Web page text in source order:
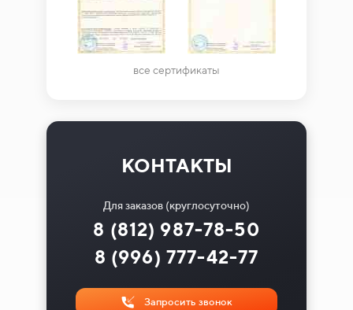
все сертификаты
КОНТАКТЫ
Для заказов (круглосуточно)
8 (996) 777-42-77
8 (812) 987-78-50
Запросить звонок